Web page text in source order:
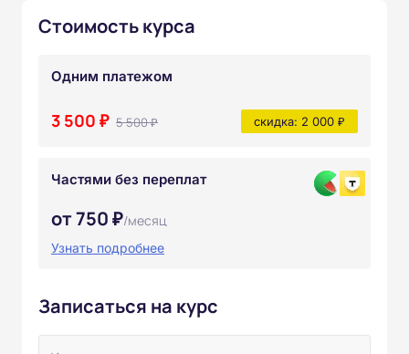
Стоимость курса
Одним платежом
3 500 ₽ 5 500 ₽ скидка: 2 000 ₽
Частями без переплат
от 750 ₽/месяц
Узнать подробнее
Записаться на курс